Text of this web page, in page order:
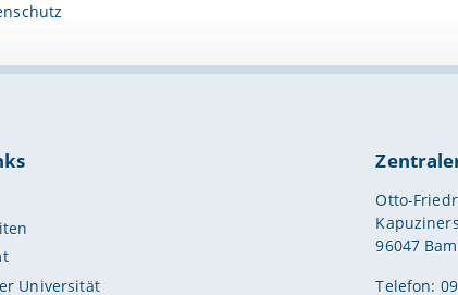
Universität
Otto-
96047
Telefon: